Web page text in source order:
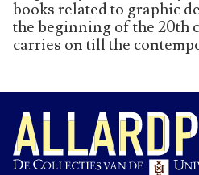
books related to graphic
the beginning of the 20th
carries on till the